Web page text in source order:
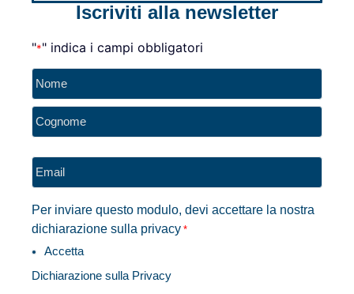
Iscriviti alla newsletter
"*" indica i campi obbligatori
Nome
*
Email
*
Per inviare questo modulo, devi accettare la nostra
dichiarazione sulla privacy *
Accetta
Dichiarazione sulla Privacy